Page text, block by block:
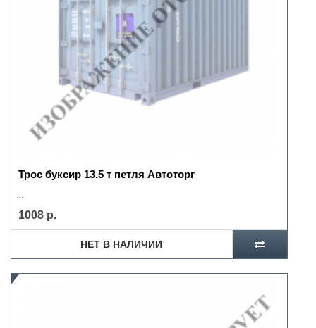
Трос буксир 13.5 т петля Автоторг
1008 р.
НЕТ В НАЛИЧИИ